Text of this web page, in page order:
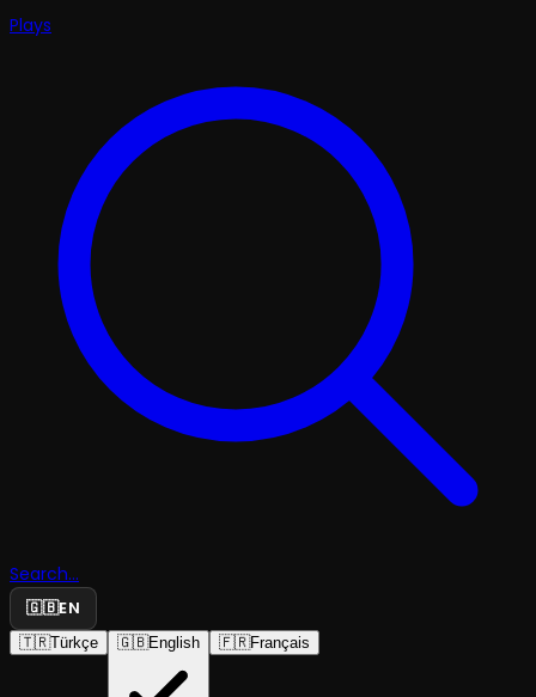
Plays
Search...
🇬🇧EN
🇹🇷Türkçe 🇬🇧English 🇫🇷Français